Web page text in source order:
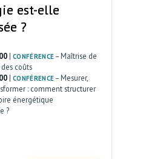
est-elle
?
| CONFÉRENCE – Maîtrise de
coûts
| CONFÉRENCE – Mesurer,
: comment structurer
énergétique
?